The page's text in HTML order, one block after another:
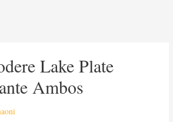
Lake Plate
Ambos